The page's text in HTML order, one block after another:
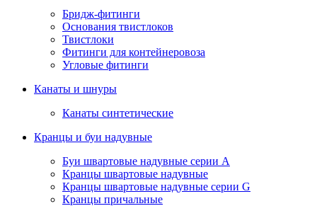
Бридж-фитинги
Основания твистлоков
Твистлоки
Фитинги для контейнеровоза
Угловые фитинги
Канаты и шнуры
Канаты синтетические
Кранцы и буи надувные
Буи швартовые надувные серии А
Кранцы швартовые надувные
Кранцы швартовые надувные серии G
Кранцы причальные